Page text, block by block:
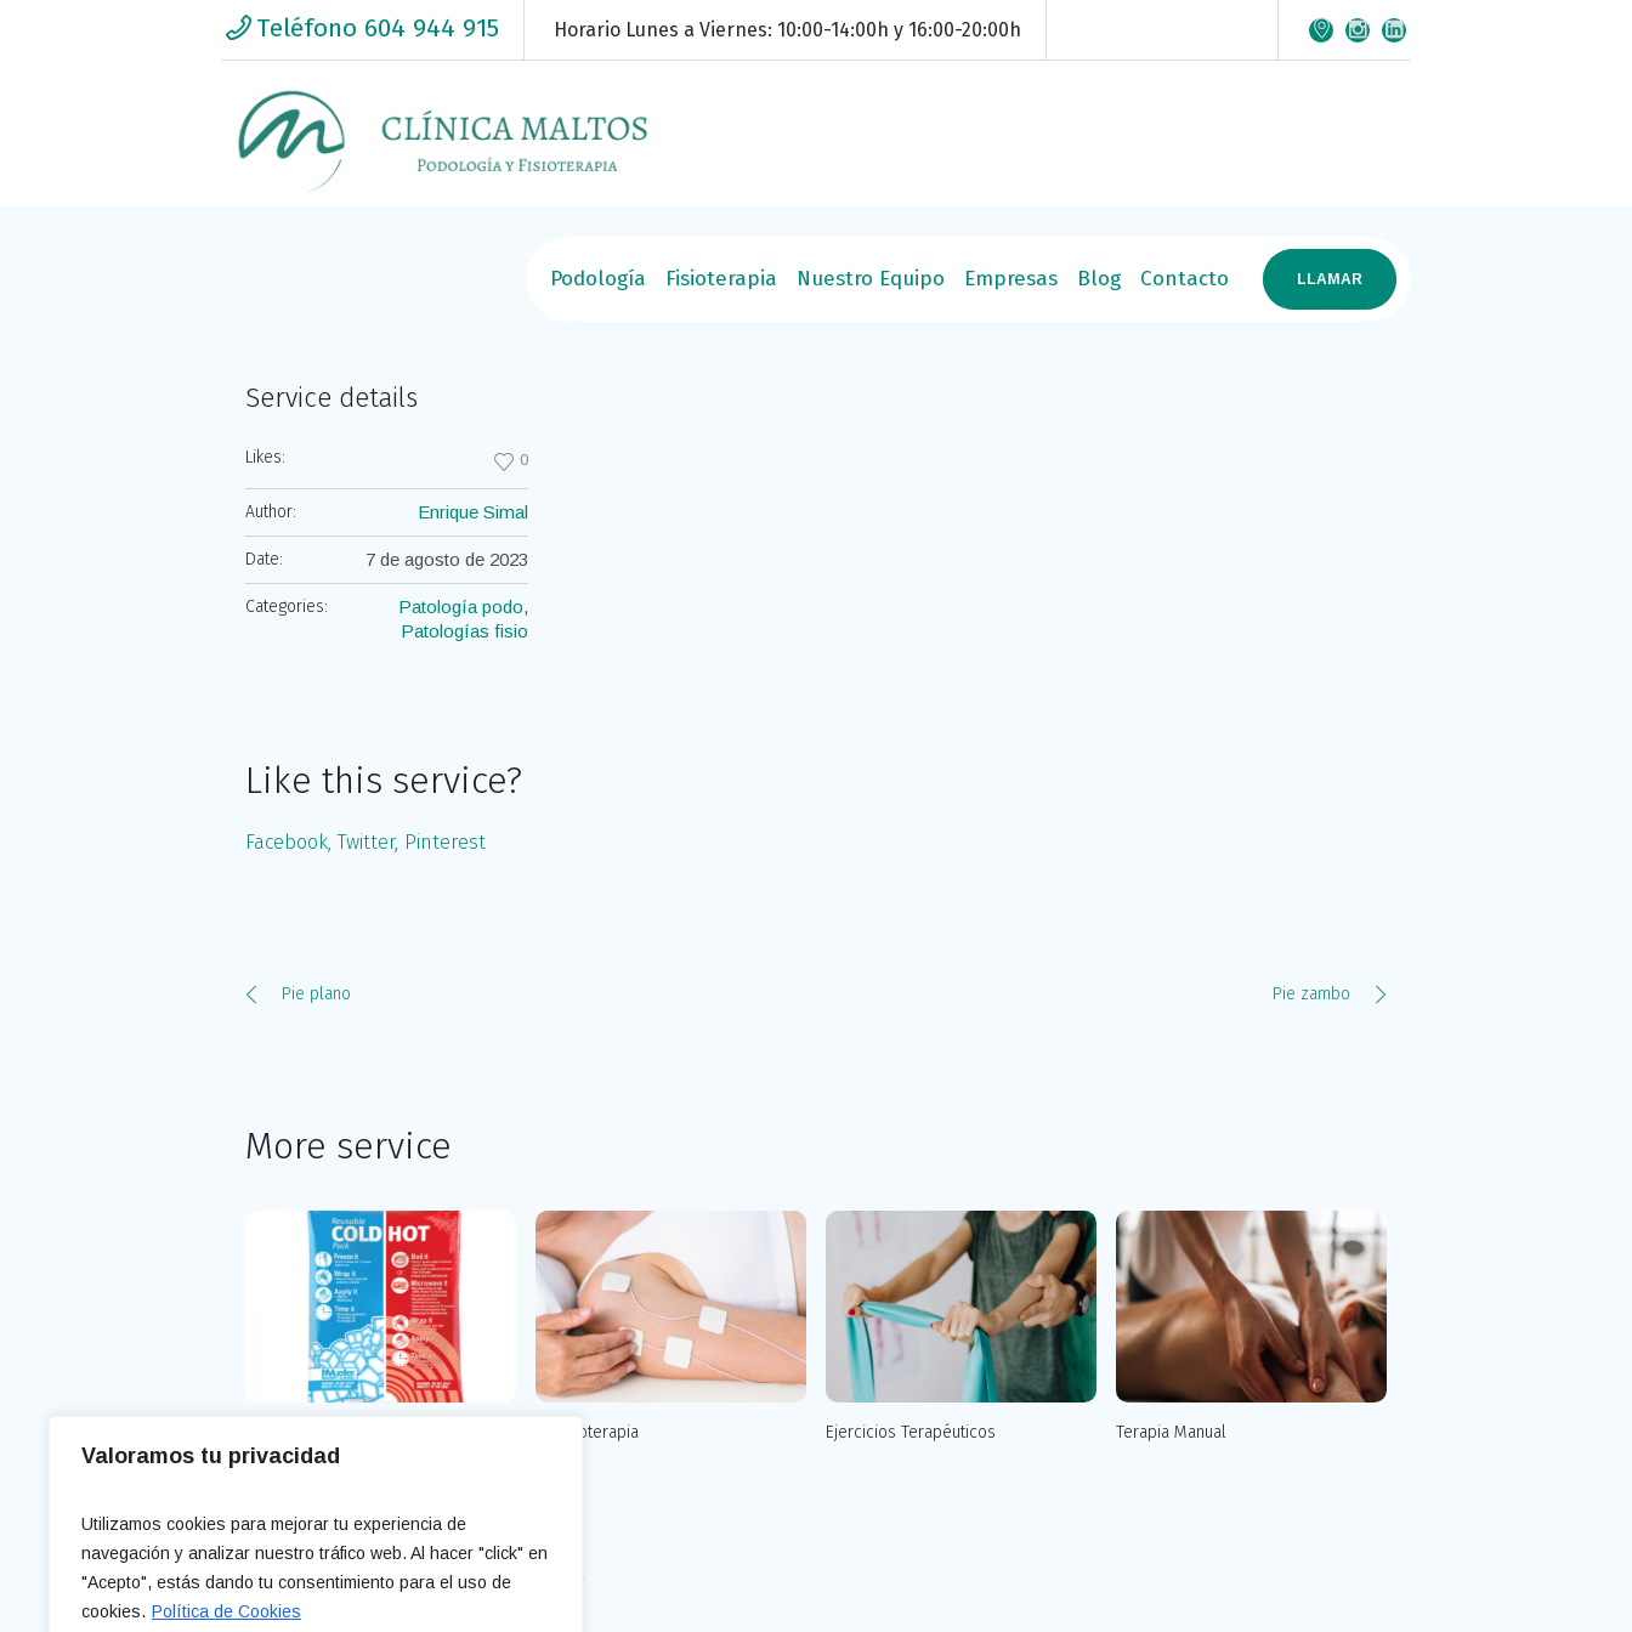
Valoramos tu privacidad
Utilizamos cookies para mejorar tu experiencia de
navegación y analizar nuestro tráfico web. Al hacer "click" en
"Acepto", estás dando tu consentimiento para el uso de
cookies. Política de Cookies
Teléfono 604 944 915 Horario Lunes a Viernes: 10:00-14:00h y 16:00-20:00h
C/Treviño 11 - Cuatro Caminos / Chamberí -
LLAMAR
Podología Fisioterapia Nuestro Equipo Empresas Blog Contacto
Pie cavo
Service details
Likes: 0
Author: Enrique Simal
Date: 7 de agosto de 2023
Categories: Patología podo,
Patologías fisio
Like this service?
Facebook Twitter Pinterest
Pie plano Pie zambo
More service
Electroterapia Ejercicios Terapéuticos Terapia Manual
Leave a Reply
You must be logged in to post a comment.